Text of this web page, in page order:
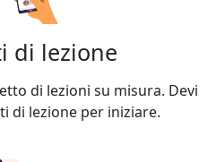
di lezione
di lezioni su misura. Devi
di lezione per iniziare.